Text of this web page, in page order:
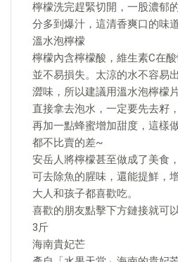
檸檬洗完趕緊切開，一股濃郁
分多到爆汁，這清香爽口的味
溫水泡檸檬
檸檬內含檸檬酸，維生素C在
並不易損失。太涼的水不容易
澀味，所以建議用溫水泡檸檬
直接拿去泡水，一定要先去籽
再加一點蜂蜜增加甜度，這樣
都不比賣的差~
安岳人將檸檬甚至做成了美食
可去除魚的腥味，還能提鮮，
大人和孩子都喜歡吃。
喜歡的朋友點擊下方鏈接就可
3斤
海南貴妃芒